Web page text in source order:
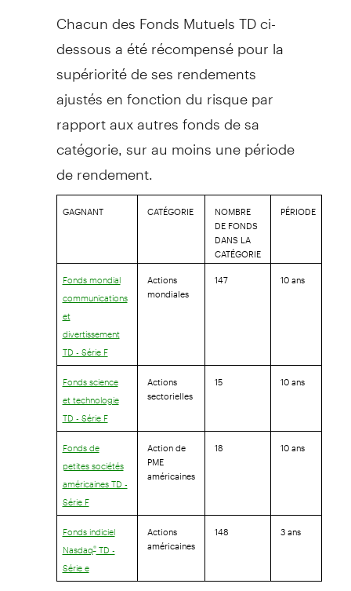
Chacun des Fonds Mutuels TD ci-
dessous a été récompensé pour la
supériorité de ses rendements
ajustés en fonction du risque par
rapport aux autres fonds de sa
catégorie, sur au moins une période
de rendement.
GAGNANT CATÉGORIE NOMBRE
DE FONDS
DANS LA
CATÉGORIE
PÉRIODE
Fonds mondial
communications
et
divertissement
TD - Série F
Actions
mondiales
147 10 ans
Fonds science
et technologie
TD - Série F
Actions
sectorielles
15 10 ans
Fonds de
petites sociétés
américaines TD -
Série F
Action de
PME
américaines
18 10 ans
Fonds indiciel
Nasdaq®TD -
Série e
Actions
américaines
148 3 ans